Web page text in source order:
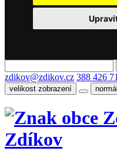
zdikov@zdikov.cz 388 426
velikost zobrazení
Zdíkov